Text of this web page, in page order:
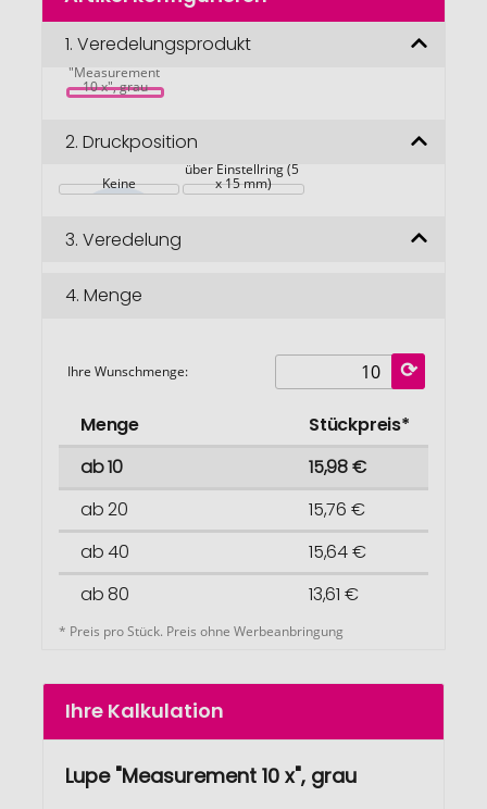
Bildgalerie
springen
1. Veredelungsprodukt
"Measurement
10 x", grau
2. Druckposition
Keine
über Einstellring (5
x 15 mm)
3. Veredelung
4. Menge
Ihre Wunschmenge:
Menge
Stückpreis*
ab 10
15,98 €
ab 20
15,76 €
ab 40
15,64 €
ab 80
13,61 €
* Preis pro Stück. Preis ohne Werbeanbringung
Ihre Kalkulation
Lupe "Measurement 10 x", grau